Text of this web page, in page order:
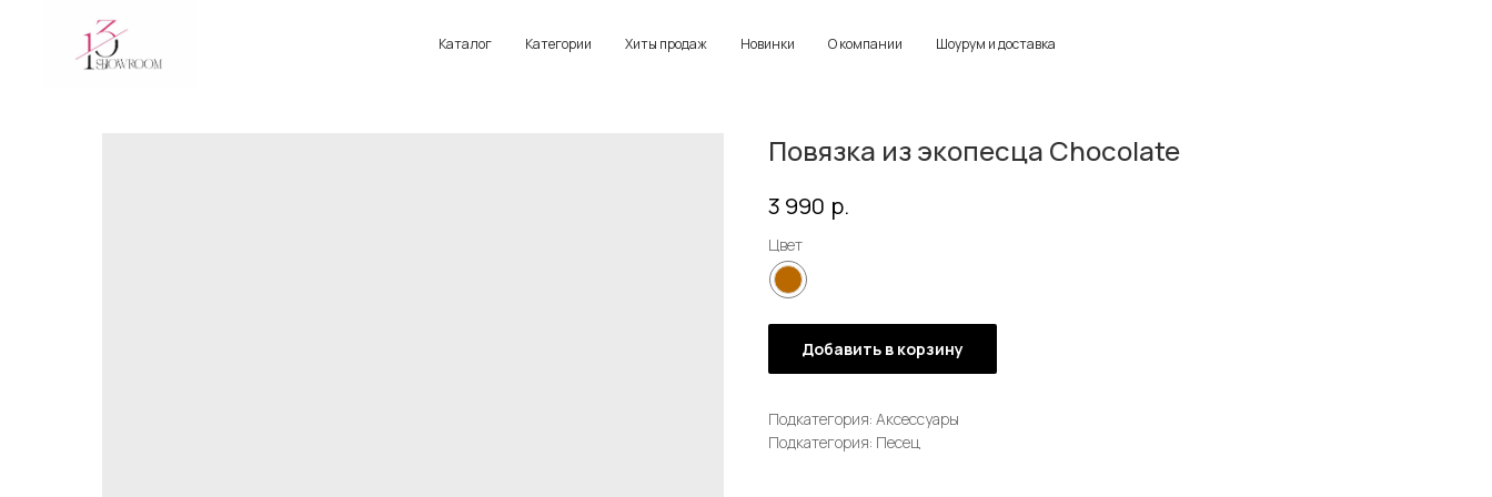
Каталог Категории Хиты продаж Новинки О компании Шоурум и доставка
Повязка из экопесца Chocolate
3 990 р.
Цвет
Добавить в корзину
Подкатегория: Аксессуары
Подкатегория: Песец